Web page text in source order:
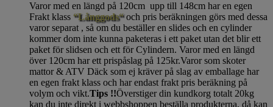
Varor med en längd på 120cm upp till 148cm har en egen
Frakt klass “Långgods“och pris beräkningen görs med dessa
varor separat , så om du beställer en slides och en cylinder
kommer dom inte kunna paketeras i ett paket utan det blir ett
paket för slidsen och ett för Cylindern. Varor med en längd
över 120cm har ett prispåslag på 125kr.Varor som skoter
mattor & ATV Däck som ej kräver på slag av emballage har
en egen frakt klass och har endast frakt pris beräkning på
volym och vikt.Tips !!Överstiger din kundkorg totalt 20kg
kan du inte direkt i webbshoppen beställa produkterna, då kan